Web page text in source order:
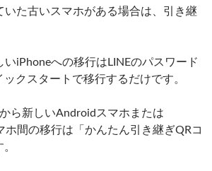
いた古いスマホがある場合は、引き継
iPhoneへの移行はLINEのパスワード
クスタートで移行するだけです。
ら新しいAndroidスマホまたは
ホ間の移行は「かんたん引き継ぎQRコ